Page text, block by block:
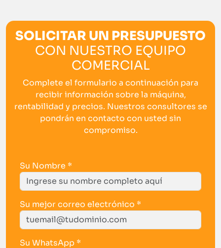
SOLICITAR UN PRESUPUESTO
CON NUESTRO EQUIPO
COMERCIAL
Complete el formulario a continuación para
recibir información sobre la máquina,
rentabilidad y precios. Nuestros consultores se
pondrán en contacto con usted sin
compromiso.
Su Nombre *
Su mejor correo electrónico *
Su WhatsApp *